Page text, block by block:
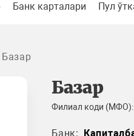
Банк карталари Пул
Базар
Базар
Филиал коди (МФО):
Банк: